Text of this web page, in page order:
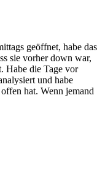
geöffnet, habe das
sie vorher down war,
Habe die Tage vor
und habe
hat. Wenn jemand